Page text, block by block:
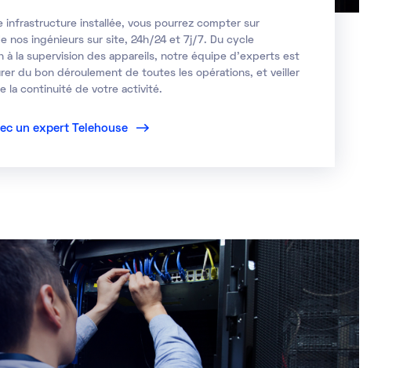
infrastructure installée, vous pourrez compter sur
nos ingénieurs sur site, 24h/24 et 7j/7. Du cycle
à la supervision des appareils, notre équipe d'experts est
du bon déroulement de toutes les opérations, et veiller
la continuité de votre activité.
un expert Telehouse